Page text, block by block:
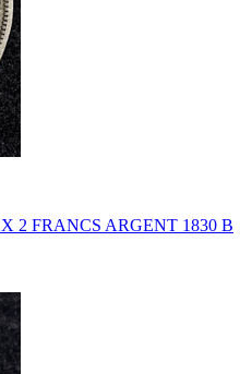
2 FRANCS ARGENT 1830 B